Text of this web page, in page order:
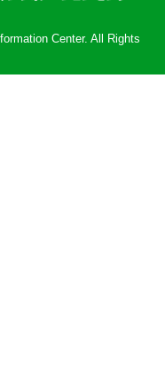
Center. All Rights